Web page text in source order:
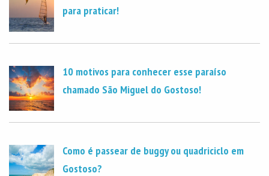
para praticar!
10 motivos para conhecer esse paraíso
chamado São Miguel do Gostoso!
Como é passear de buggy ou quadriciclo em
Gostoso?